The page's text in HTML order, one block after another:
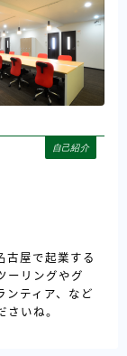
自己紹介
古屋で起業する
ーリングやグ
ンティア、など
いね。